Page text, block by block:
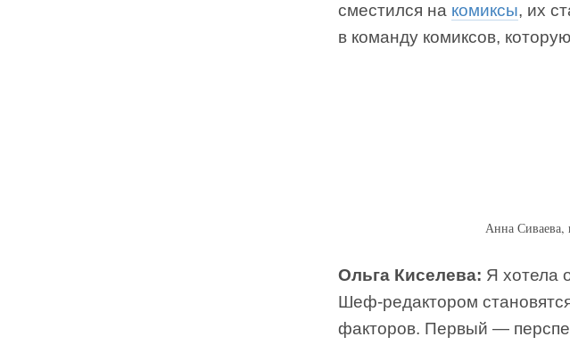
сместился на комиксы, их
в команду комиксов,
Анна
Ольга Киселева: Я хотела
Шеф-редактором
факторов. Первый —